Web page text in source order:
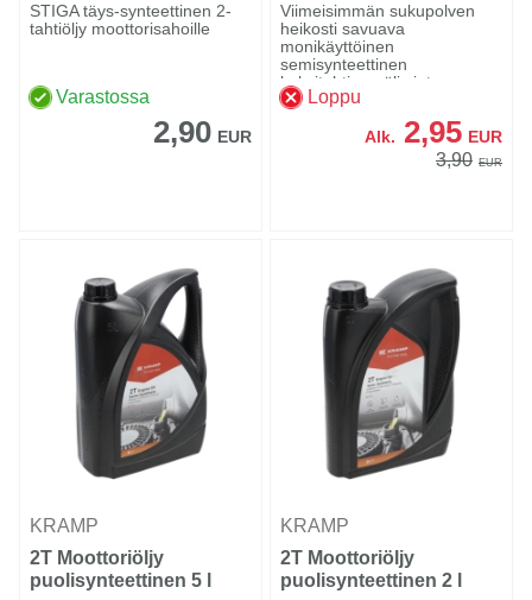
STIGA täys-synteettinen 2-
tahtiöljy moottorisahoille
Varastossa
2,90 EUR
Viimeisimmän sukupolven
heikosti savuava
monikäyttöinen
semisynteettinen
kaksitahtinen öljy integro...
Loppu
Alk. 2,95 EUR
3,90 EUR
KRAMP
2T Moottoriöljy
puolisynteettinen 5 l
KRAMP
2T Moottoriöljy
puolisynteettinen 2 l